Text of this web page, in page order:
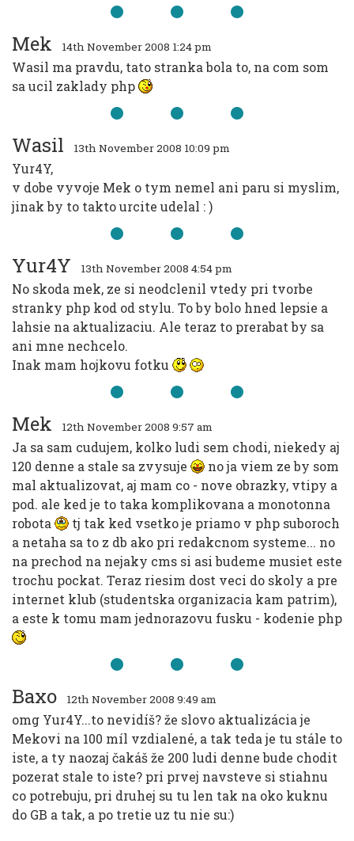
Mek 14th November 2008 1:24 pm
Wasil ma pravdu, tato stranka bola to, na com som
sa ucil zaklady php
Wasil 13th November 2008 10:09 pm
Yur4Y,
v dobe vyvoje Mek o tym nemel ani paru si myslim,
jinak by to takto urcite udelal : )
Yur4Y 13th November 2008 4:54 pm
No skoda mek, ze si neodclenil vtedy pri tvorbe
stranky php kod od stylu. To by bolo hned lepsie a
lahsie na aktualizaciu. Ale teraz to prerabat by sa
ani mne nechcelo.
Inak mam hojkovu fotku
Mek 12th November 2008 9:57 am
Ja sa sam cudujem, kolko ludi sem chodi, niekedy aj
120 denne a stale sa zvysuje
no ja viem ze by som
mal aktualizovat, aj mam co - nove obrazky, vtipy a
pod. ale ked je to taka komplikovana a monotonna
robota
tj tak ked vsetko je priamo v php suboroch
a netaha sa to z db ako pri redakcnom systeme... no
na prechod na nejaky cms si asi budeme musiet este
trochu pockat. Teraz riesim dost veci do skoly a pre
internet klub (studentska organizacia kam patrim),
a este k tomu mam jednorazovu fusku - kodenie php
Baxo 12th November 2008 9:49 am
omg Yur4Y...to nevidíš? že slovo aktualizácia je
Mekovi na 100 míl vzdialené, a tak teda je tu stále to
iste, a ty naozaj čakáš že 200 ludi denne bude chodit
pozerat stale to iste? pri prvej navsteve si stiahnu
co potrebuju, pri druhej su tu len tak na oko kuknu
do GB a tak, a po tretie uz tu nie su:)